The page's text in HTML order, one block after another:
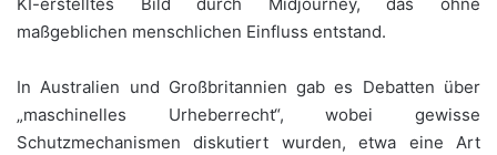
maßgeblichen menschlichen Einfluss entstand.
In Australien und Großbritannien gab es Debatten über
„maschinelles Urheberrecht“, wobei gewisse
Schutzmechanismen diskutiert wurden, etwa eine Art